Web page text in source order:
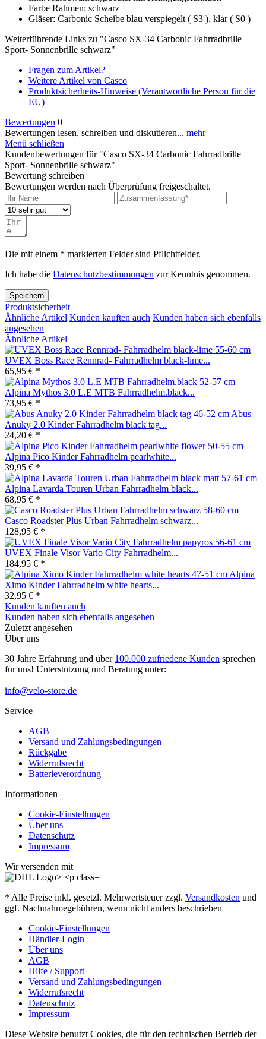
Farbe Rahmen: schwarz
Gläser: Carbonic Scheibe blau verspiegelt ( S3 ), klar ( S0 )
Weiterführende Links zu "Casco SX-34 Carbonic Fahrradbrille
Sport- Sonnenbrille schwarz"
Fragen zum Artikel?
Weitere Artikel von Casco
Produktsicherheits-Hinweise (Verantwortliche Person für die
EU)
Bewertungen 0
Bewertungen lesen, schreiben und diskutieren... mehr
Menü schließen
Kundenbewertungen für "Casco SX-34 Carbonic Fahrradbrille
Sport- Sonnenbrille schwarz"
Bewertung schreiben
Bewertungen werden nach Überprüfung freigeschaltet.
Die mit einem * markierten Felder sind Pflichtfelder.
Ich habe die Datenschutzbestimmungen zur Kenntnis genommen.
Speichern
Produktsicherheit
Ähnliche Artikel Kunden kauften auch Kunden haben sich ebenfalls
angesehen
Ähnliche Artikel
UVEX Boss Race Rennrad- Fahrradhelm black-lime...
65,95 € *
Alpina Mythos 3.0 L.E MTB Fahrradhelm.black...
73,95 € *
Abus
Anuky 2.0 Kinder Fahrradhelm black tag...
24,20 € *
Alpina Pico Kinder Fahrradhelm pearlwhite...
39,95 € *
Alpina Lavarda Touren Urban Fahrradhelm black...
68,95 € *
Casco Roadster Plus Urban Fahrradhelm schwarz...
128,95 € *
UVEX Finale Visor Vario City Fahrradhelm...
184,95 € *
Alpina
Ximo Kinder Fahrradhelm white hearts...
32,95 € *
Kunden kauften auch
Kunden haben sich ebenfalls angesehen
Zuletzt angesehen
Über uns
30 Jahre Erfahrung und über 100.000 zufriedene Kunden sprechen
für uns! Unterstützung und Beratung unter:
info@velo-store.de
Service
AGB
Versand und Zahlungsbedingungen
Rückgabe
Widerrufsrecht
Batterieverordnung
Informationen
Cookie-Einstellungen
Über uns
Datenschutz
Impressum
Wir versenden mit
* Alle Preise inkl. gesetzl. Mehrwertsteuer zzgl. Versandkosten und
ggf. Nachnahmegebühren, wenn nicht anders beschrieben
Cookie-Einstellungen
Händler-Login
Über uns
AGB
Hilfe / Support
Versand und Zahlungsbedingungen
Widerrufsrecht
Datenschutz
Impressum
Diese Website benutzt Cookies, die für den technischen Betrieb der